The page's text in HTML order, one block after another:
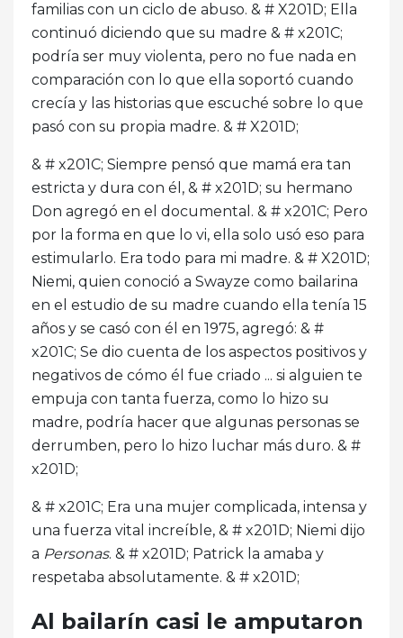
familias con un ciclo de abuso. & # X201D; Ella
continuó diciendo que su madre & # x201C;
podría ser muy violenta, pero no fue nada en
comparación con lo que ella soportó cuando
crecía y las historias que escuché sobre lo que
pasó con su propia madre. & # X201D;
& # x201C; Siempre pensó que mamá era tan
estricta y dura con él, & # x201D; su hermano
Don agregó en el documental. & # x201C; Pero
por la forma en que lo vi, ella solo usó eso para
estimularlo. Era todo para mi madre. & # X201D;
Niemi, quien conoció a Swayze como bailarina
en el estudio de su madre cuando ella tenía 15
años y se casó con él en 1975, agregó: & #
x201C; Se dio cuenta de los aspectos positivos y
negativos de cómo él fue criado ... si alguien te
empuja con tanta fuerza, como lo hizo su
madre, podría hacer que algunas personas se
derrumben, pero lo hizo luchar más duro. & #
x201D;
& # x201C; Era una mujer complicada, intensa y
una fuerza vital increíble, & # x201D; Niemi dijo
a Personas. & # x201D; Patrick la amaba y
respetaba absolutamente. & # x201D;
Al bailarín casi le amputaron